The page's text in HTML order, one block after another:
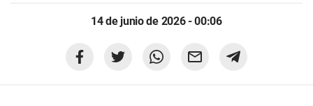
14 de junio de 2026 - 00:06